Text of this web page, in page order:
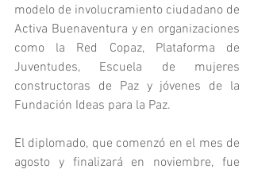
modelo de involucramiento ciudadano de
Activa Buenaventura y en organizaciones
como la Red Copaz, Plataforma de
Juventudes, Escuela de mujeres
constructoras de Paz y jóvenes de la
Fundación Ideas para la Paz.
El diplomado, que comenzó en el mes de
agosto y finalizará en noviembre, fue